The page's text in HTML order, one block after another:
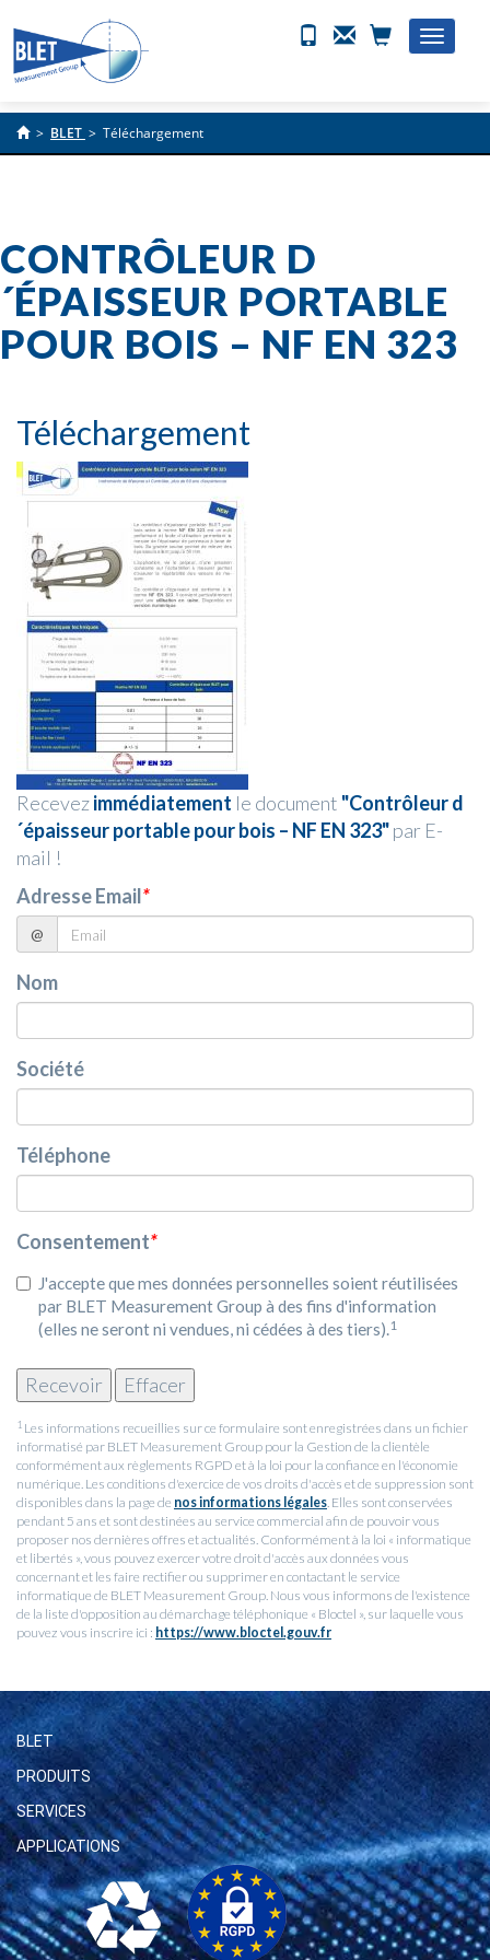
Toggle
> BLET > Téléchargement
CONTRÔLEUR D
´ÉPAISSEUR PORTABLE
POUR BOIS – NF EN 323
Téléchargement
Recevezimmédiatement le document "Contrôleur d
´épaisseur portable pour bois – NF EN 323"par E-
mail !
Adresse Email*
@
Nom
Société
Téléphone
Consentement*
J'accepte que mes données personnelles soient réutilisées
par BLET Measurement Group à des fins d'information
(elles ne seront ni vendues, ni cédées à des tiers).1
1 Les informations recueillies sur ce formulaire sont enregistrées dans un fichier
informatisé par BLET Measurement Group pour la Gestion de la clientèle
conformément aux règlements RGPD et à la loi pour la confiance en l'économie
numérique. Les conditions d'exercice de vos droits d'accès et de suppression sont
disponibles dans la page de nos informations légales. Elles sont conservées
pendant 5 ans et sont destinées au service commercial afin de pouvoir vous
proposer nos dernières offres et actualités. Conformément à la loi « informatique
et libertés », vous pouvez exercer votre droit d'accès aux données vous
concernant et les faire rectifier ou supprimer en contactant le service
informatique de BLET Measurement Group. Nous vous informons de l'existence
de la liste d'opposition au démarchage téléphonique « Bloctel », sur laquelle vous
pouvez vous inscrire ici : https://www.bloctel.gouv.fr
BLET
PRODUITS
SERVICES
APPLICATIONS